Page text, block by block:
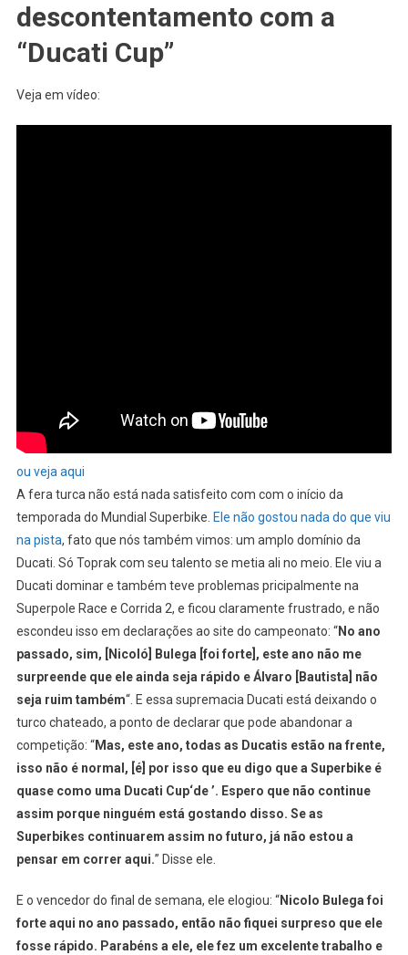
Abandonar
descontentamento com a
“Ducati Cup”
Veja em vídeo:
ou veja aqui
A fera turca não está nada satisfeito com com o início da
temporada do Mundial Superbike. Ele não gostou nada do que viu
na pista, fato que nós também vimos: um amplo domínio da
Ducati. Só Toprak com seu talento se metia ali no meio. Ele viu a
Ducati dominar e também teve problemas pricipalmente na
Superpole Race e Corrida 2, e ficou claramente frustrado, e não
escondeu isso em declarações ao site do campeonato: “No ano
passado, sim, [Nicoló] Bulega [foi forte], este ano não me
surpreende que ele ainda seja rápido e Álvaro [Bautista] não
seja ruim também“. E essa supremacia Ducati está deixando o
turco chateado, a ponto de declarar que pode abandonar a
competição: “Mas, este ano, todas as Ducatis estão na frente,
isso não é normal, [é] por isso que eu digo que a Superbike é
quase como uma Ducati Cup‘de ’. Espero que não continue
assim porque ninguém está gostando disso. Se as
Superbikes continuarem assim no futuro, já não estou a
pensar em correr aqui.” Disse ele.
E o vencedor do final de semana, ele elogiou: “Nicolo Bulega foi
forte aqui no ano passado, então não fiquei surpreso que ele
fosse rápido. Parabéns a ele, ele fez um excelente trabalho e